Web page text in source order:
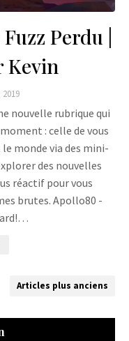
Perdu |
Kevin
nouvelle rubrique qui
: celle de vous
monde via des mini-
des nouvelles
réactif pour vous
brutes. Apollo80 -
Articles plus anciens